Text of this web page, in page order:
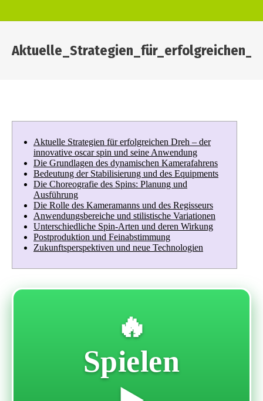
Aktuelle Strategien für erfolgreichen Dreh – der
innovative oscar spin und seine Anwendung
Die Grundlagen des dynamischen Kamerafahrens
Bedeutung der Stabilisierung und des Equipments
Die Choreografie des Spins: Planung und
Ausführung
Die Rolle des Kameramanns und des Regisseurs
Anwendungsbereiche und stilistische Variationen
Unterschiedliche Spin-Arten und deren Wirkung
Postproduktion und Feinabstimmung
Zukunftsperspektiven und neue Technologien
🔥
Spielen